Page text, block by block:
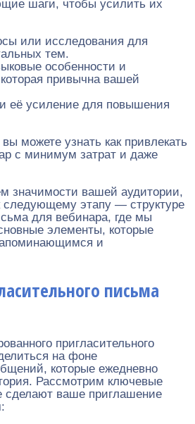
шаги, чтобы усилить их
или исследования для
тем.
особенности и
привычна вашей
её усиление для повышения
вы можете узнать как привлекать
с минимум затрат и даже
значимости вашей аудитории,
этапу — структуре
для вебинара, где мы
элементы, которые
и
письма
пригласительного
на фоне
которые ежедневно
Рассмотрим ключевые
сделают ваше приглашение